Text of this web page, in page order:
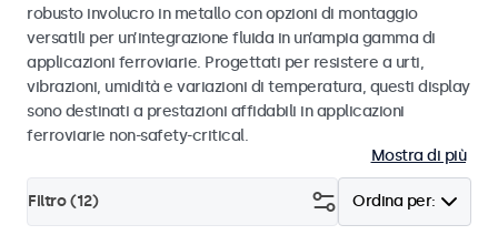
robusto involucro in metallo con opzioni di montaggio
versatili per un’integrazione fluida in un’ampia gamma di
applicazioni ferroviarie. Progettati per resistere a urti,
vibrazioni, umidità e variazioni di temperatura, questi display
sono destinati a prestazioni affidabili in applicazioni
ferroviarie non-safety-critical.
Mostra di più
Ordina per:
Filtro (12)